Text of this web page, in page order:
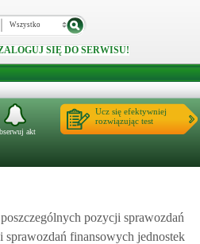
Wszystko
SIĘ DO SERWISU!
Ucz się efektywniej
rozwiązując test
akt
pozycji sprawozdań
sprawozdań finansowych jednostek